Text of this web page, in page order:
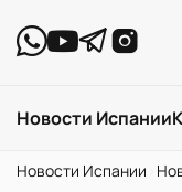
Новости Испании
Новости Испании